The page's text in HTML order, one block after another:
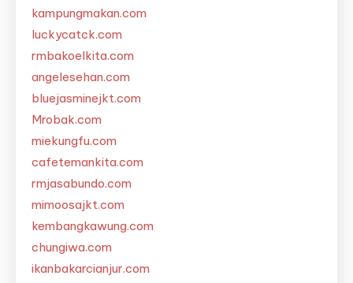
kampungmakan.com
luckycatck.com
rmbakoelkita.com
angelesehan.com
bluejasminejkt.com
Mrobak.com
miekungfu.com
cafetemankita.com
rmjasabundo.com
mimoosajkt.com
kembangkawung.com
chungiwa.com
ikanbakarcianjur.com